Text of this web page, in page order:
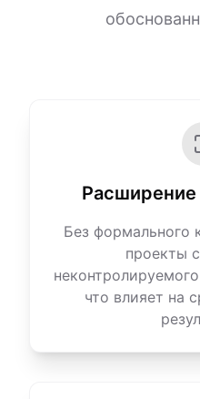
Расширение
Без формального
проекты
что влияет на